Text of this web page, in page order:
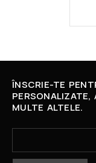
ÎNSCRIE-TE
MULTE ALTELE.